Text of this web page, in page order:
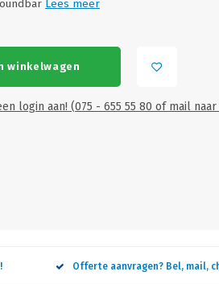
Lees meer
winkelwagen
login aan! (075 - 655 55 80 of mail naar
Offerte aanvragen? Bel, mail,